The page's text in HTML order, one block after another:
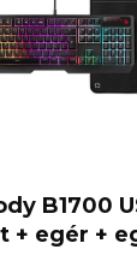
B1700
+ egér +